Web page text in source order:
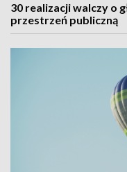
30 realizacji walczy o
przestrzeń publiczną